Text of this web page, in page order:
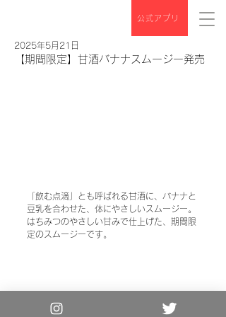
公式アプリ
【期間限定】甘酒バナナスムージー発売
2025年5月21日
「飲む点滴」とも呼ばれる甘酒に、バナナと
豆乳を合わせた、体にやさしいスムージー。
はちみつのやさしい甘みで仕上げた、期間限
定のスムージーです。